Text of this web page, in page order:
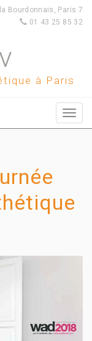
Bourdonnais, Paris 7
01 43 25 85 32
à Paris